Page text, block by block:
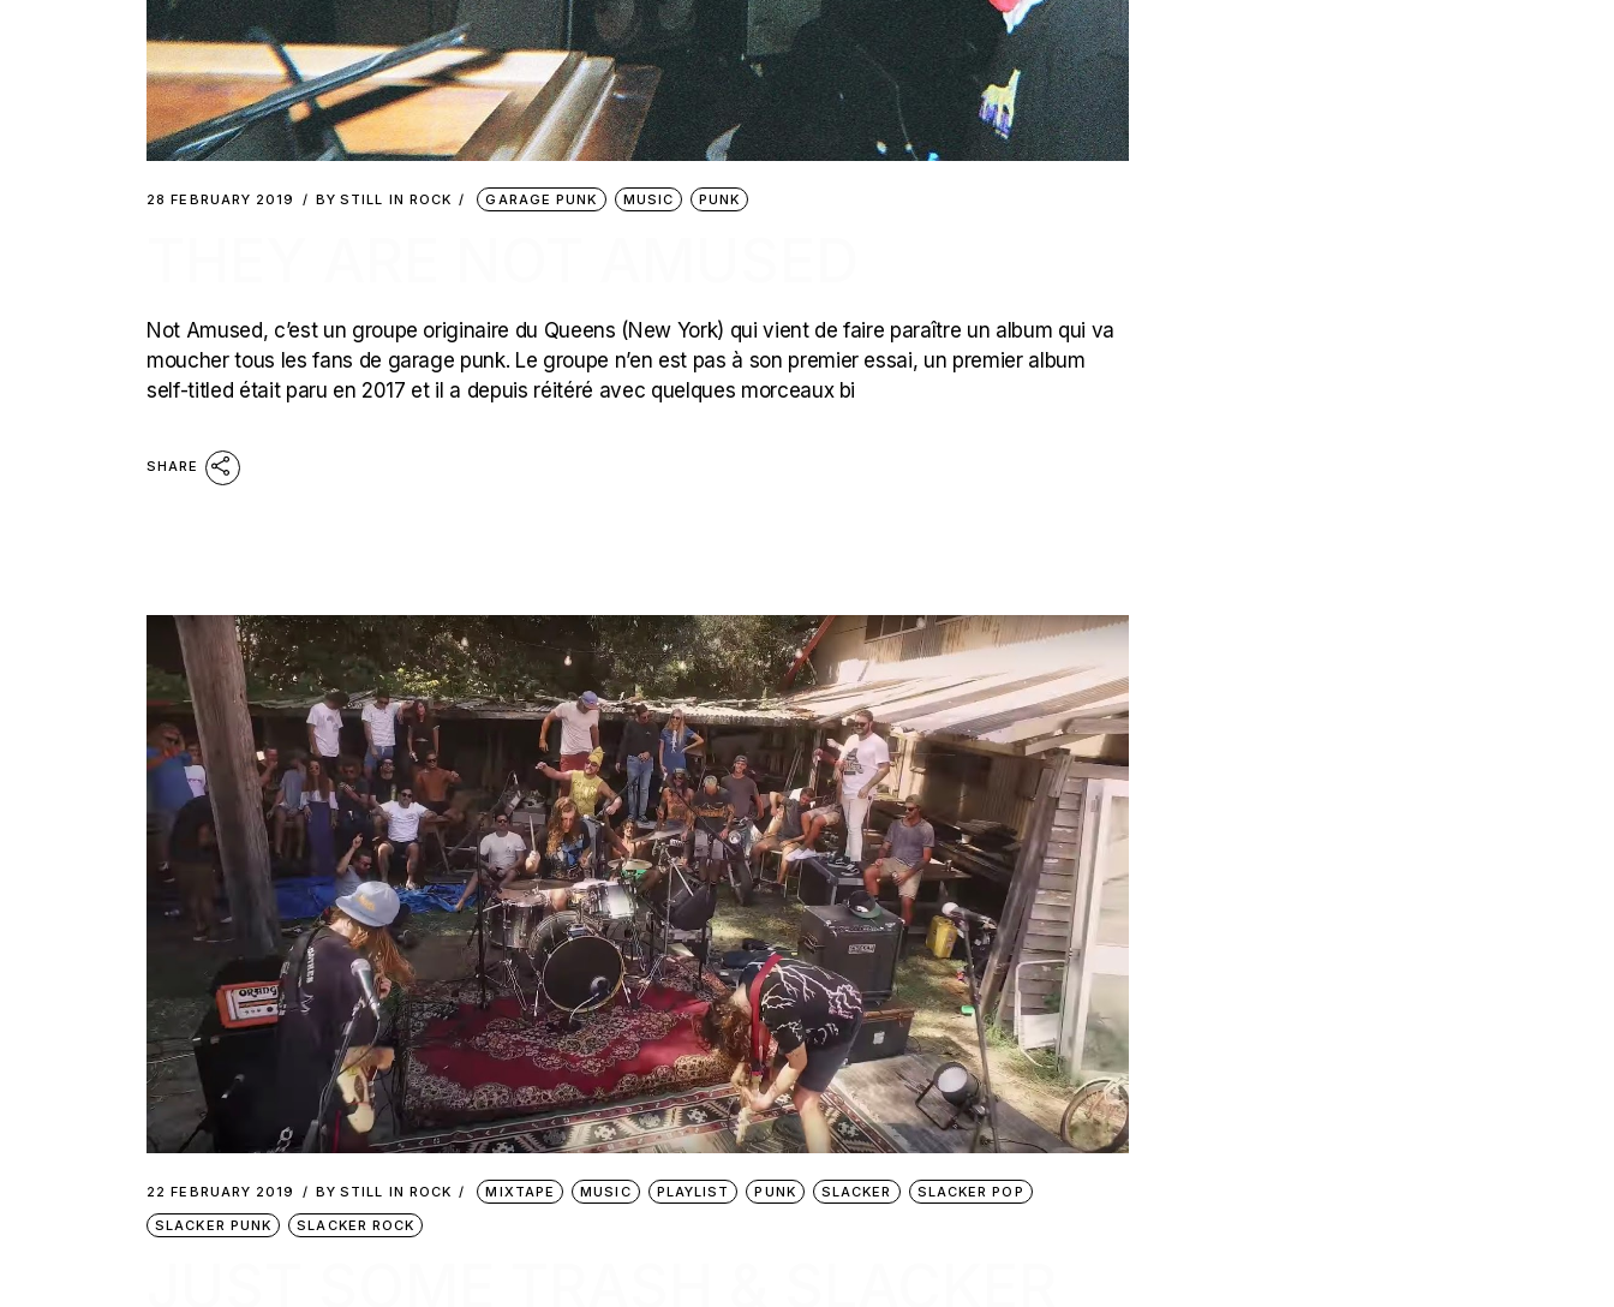
28 FEBRUARY 2019 BY STILL IN ROCK GARAGE PUNK MUSIC PUNK
Not Amused, c’est un groupe originaire du Queens (New York) qui vient de faire paraître un album qui va
moucher tous les fans de garage punk. Le groupe n’en est pas à son premier essai, un premier album
self-titled était paru en 2017 et il a depuis réitéré avec quelques morceaux bi
SHARE
22 FEBRUARY 2019 BY STILL IN ROCK MIXTAPE MUSIC PLAYLIST PUNK SLACKER
SLACKER POP
SLACKER PUNK
SLACKER ROCK